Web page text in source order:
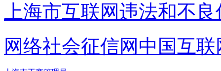
上海市互联网违法和不
网络社会征信网 中国互